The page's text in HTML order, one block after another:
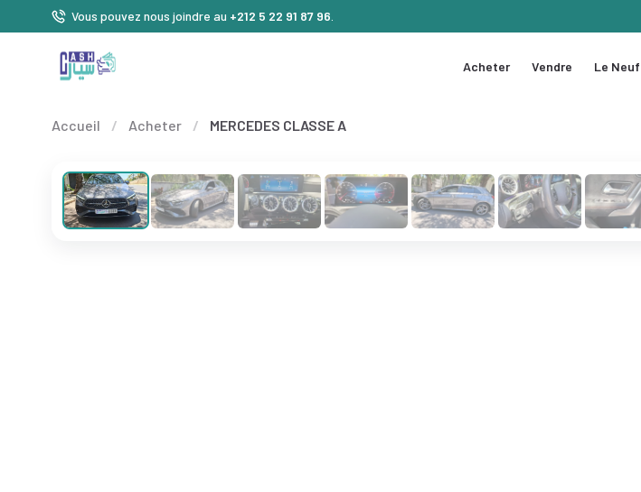
Vous pouvez nous joindre au +212 5 22 91 87 96
Acheter Vendre Le Neuf
Accueil / Acheter / MERCEDES CLASSE A